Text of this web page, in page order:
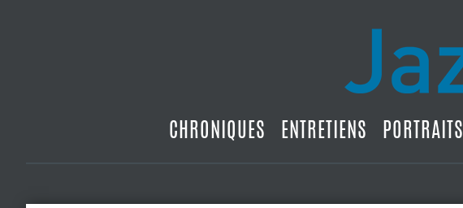
CHRONIQUES ENTRETIENS PORTRAITS